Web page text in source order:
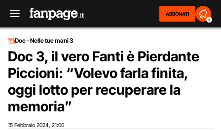
ABBONATI
2
Doc - Nelle tue mani 3
Doc 3, il vero Fanti è Pierdante
Piccioni: “Volevo farla finita,
oggi lotto per recuperare la
memoria”
15 Febbraio 2024 21:00